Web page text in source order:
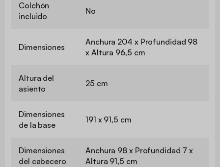
Colchón
incluido
No
Dimensiones
Anchura 204 x Profundidad 98
x Altura 96,5 cm
Altura del
asiento
25 cm
Dimensiones
de la base
191 x 91,5 cm
Dimensiones
del cabecero
Anchura 98 x Profundidad 7 x
Altura 91,5 cm